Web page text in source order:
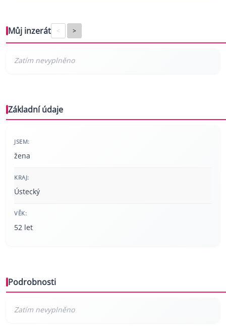
Můj inzerát < >
Základní údaje
JSEM:
žena
KRAJ:
Ústecký
VĚK:
52 let
Podrobnosti